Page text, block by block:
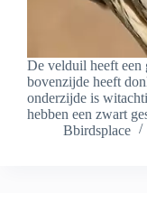
De velduil heeft een
bovenzijde heeft
onderzijde is
hebben een zwart
Bbirdsplace